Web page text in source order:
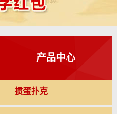
产品中心
掼蛋扑克